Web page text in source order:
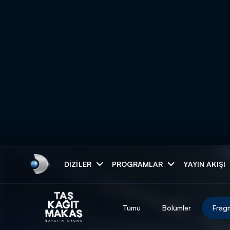
DIZILER PROGRAMLAR YAYIN AKIŞI
ARAMA
Tümü Bölümler